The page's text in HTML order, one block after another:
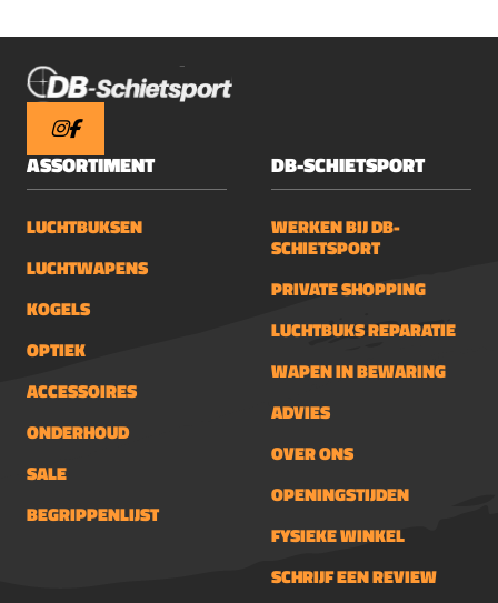
ASSORTIMENT
LUCHTBUKSEN
LUCHTWAPENS
KOGELS
OPTIEK
ACCESSOIRES
ONDERHOUD
SALE
BEGRIPPENLIJST
DB-SCHIETSPORT
WERKEN BIJ DB-
SCHIETSPORT
PRIVATE SHOPPING
LUCHTBUKS REPARATIE
WAPEN IN BEWARING
ADVIES
OVER ONS
OPENINGSTIJDEN
FYSIEKE WINKEL
SCHRIJF EEN REVIEW